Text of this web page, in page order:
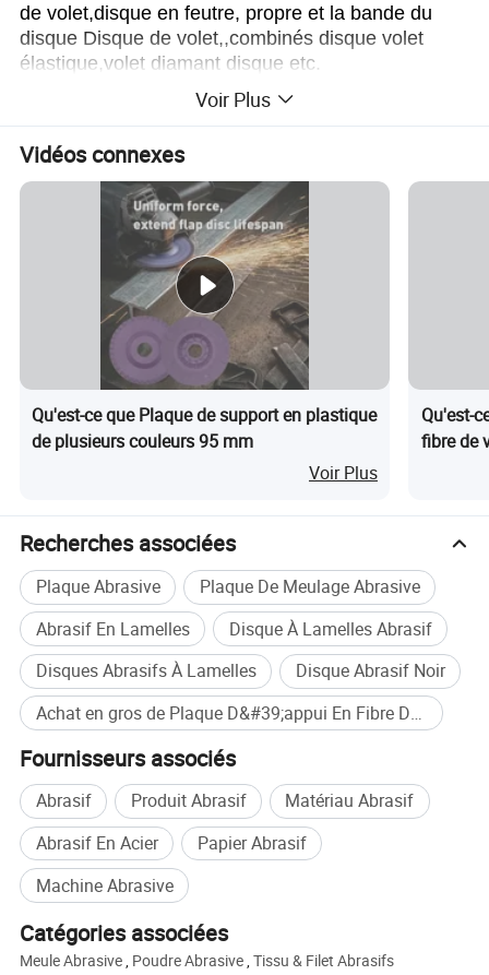
de volet,disque en feutre, propre et la bande du
disque Disque de volet,,combinés disque volet
élastique,volet diamant disque etc.
Des photos détaillées
Voir Plus
Vidéos connexes
Qu'est-ce que Plaque de support en plastique
de plusieurs couleurs 95 mm
Voir Plus
Qu'est-
fibre de
Recherches associées
Plaque Abrasive
Plaque De Meulage Abrasive
Abrasif En Lamelles
Disque À Lamelles Abrasif
Disques Abrasifs À Lamelles
Disque Abrasif Noir
Achat en gros de Plaque D&#39;appui En Fibre De Verre
Fournisseurs associés
Abrasif Produit Abrasif
Matériau Abrasif
Abrasif En Acier
Papier Abrasif
Machine Abrasive
Catégories associées
Meule Abrasive, Poudre Abrasive,Tissu & Filet Abrasifs